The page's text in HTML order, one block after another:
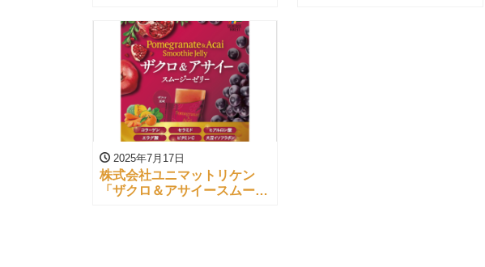
2025年7月17日
株式会社ユニマットリケン
「ザクロ＆アサイースムージ